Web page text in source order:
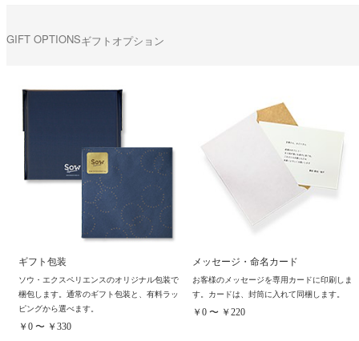
GIFT OPTIONSギフトオプション
ギフト包装
ソウ・エクスペリエンスのオリジナル包装で
梱包します。通常のギフト包装と、有料ラッ
ピングから選べます。
￥0 〜 ￥330
メッセージ・命名カード
お客様のメッセージを専用カードに印刷しま
す。カードは、封筒に入れて同梱します。
￥0 〜 ￥220